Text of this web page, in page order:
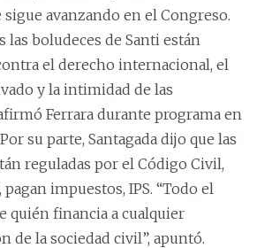
sigue avanzando en el Congreso.
las boludeces de Santi están
el derecho internacional, el
y la intimidad de las
Ferrara durante programa en
su parte, Santagada dijo que las
reguladas por el Código Civil,
pagan impuestos, IPS. “Todo el
quién financia a cualquier
de la sociedad civil”, apuntó.